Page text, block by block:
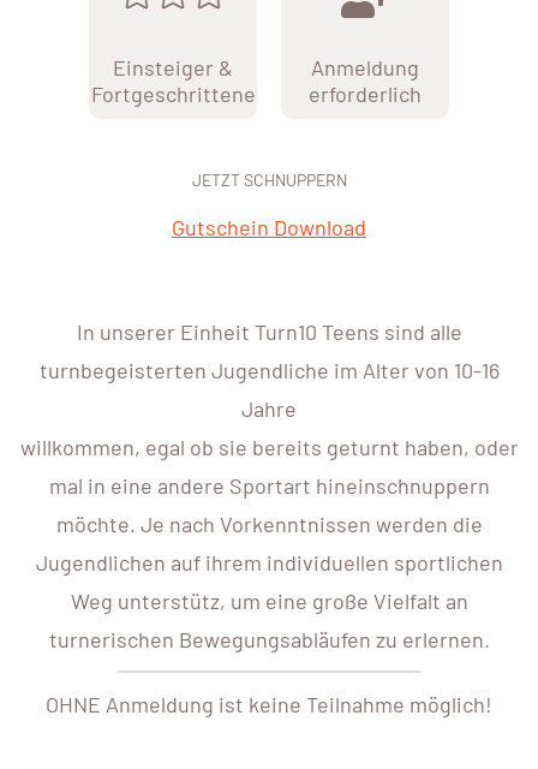
Einsteiger &
Fortgeschrittene
Anmeldung
erforderlich
JETZT SCHNUPPERN
Gutschein Download
In unserer Einheit Turn10 Teens sind alle
turnbegeisterten Jugendliche im Alter von 10-16
Jahre
willkommen, egal ob sie bereits geturnt haben, oder
mal in eine andere Sportart hineinschnuppern
möchte. Je nach Vorkenntnissen werden die
Jugendlichen auf ihrem individuellen sportlichen
Weg unterstütz, um eine große Vielfalt an
turnerischen Bewegungsabläufen zu erlernen.
OHNE Anmeldung ist keine Teilnahme möglich!